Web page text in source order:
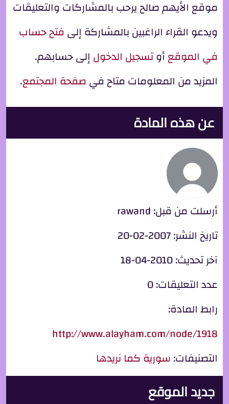
موقع الأيهم صالح يرحب بالمشاركات والتعليقات
ويدعو القراء الراغبين بالمشاركة إلى فتح حساب
في الموقعأوتسجيل الدخولإلى حسابهم.
المزيد من المعلومات متاح فيصفحة المجتمع.
عن هذه المادة
أرسلت من قبل:rawand
تاريخ النشر:2007-02-20
آخر تحديث:2010-04-18
عدد التعليقات:0
رابط المادة:
http://www.alayham.com/node/1918
التصنيفات:سورية كما نريدها
جديد الموقع